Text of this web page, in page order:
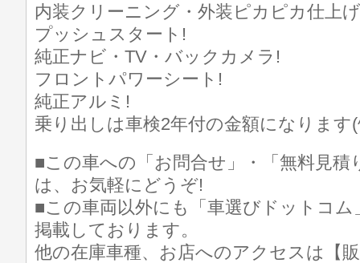
内装クリーニング・外装ピカピカ仕上
プッシュスタート!
純正ナビ・TV・バックカメラ!
フロントパワーシート!
純正アルミ!
乗り出しは車検2年付の金額になりま
■この車への「お問合せ」・「無料見積
は、お気軽にどうぞ!
■この車両以外にも「車選びドットコ
掲載しております。
他の在庫車種、お店へのアクセスは【